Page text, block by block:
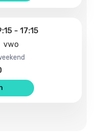
- 17:15
vwo